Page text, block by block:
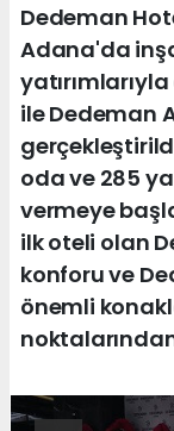
Dedeman
Adana'da
ile Dedeman
oda ve 285
vermeye
ilk oteli olan
konforu ve
önemli